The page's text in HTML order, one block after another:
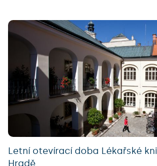
Letní otevírací doba Lékařské
Hradě